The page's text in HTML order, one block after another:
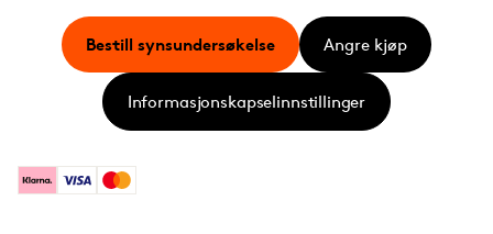
KlarnaVisa Mastercard
Bestill synsundersøkelse Angre kjøp
Informasjonskapselinnstillinger